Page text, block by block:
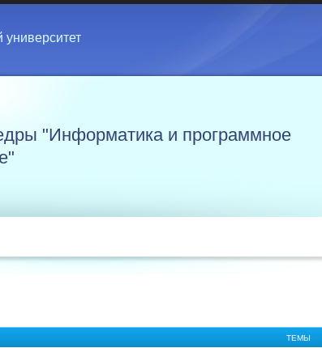
университет
"Информатика и программное
ТЕМЫ